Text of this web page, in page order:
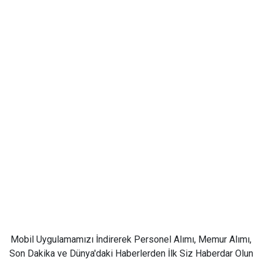
Mobil Uygulamamızı İndirerek Personel Alımı, Memur Alımı,
Son Dakika ve Dünya'daki Haberlerden İlk Siz Haberdar Olun